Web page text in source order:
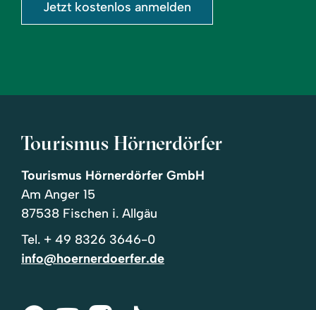
Jetzt kostenlos anmelden
Tourismus Hörnerdörfer
Tourismus Hörnerdörfer GmbH
Am Anger 15
87538 Fischen i. Allgäu
Tel. + 49 8326 3646-0
info@hoernerdoerfer.de